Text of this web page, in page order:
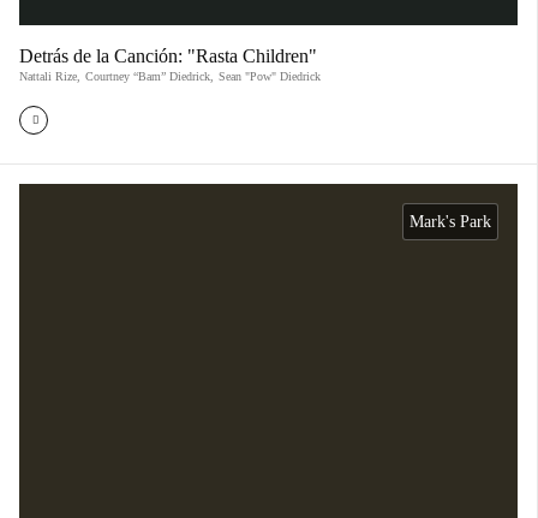
Detrás de la Canción: "Rasta Children"
Nattali Rize Courtney “Bam” Diedrick Sean "Pow" Diedrick
Mark's Park